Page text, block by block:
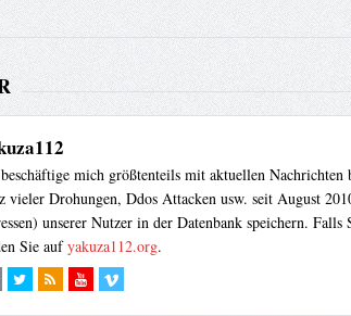
mich größtenteils mit aktuellen
vieler Drohungen, Ddos Attacken usw. seit August
unserer Nutzer in der Datenbank speichern.
Sie aufyakuza112.org.